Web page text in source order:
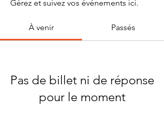
Gérez et suivez vos événements ici.
À venir Passés
Pas de billet ni de réponse
pour le moment